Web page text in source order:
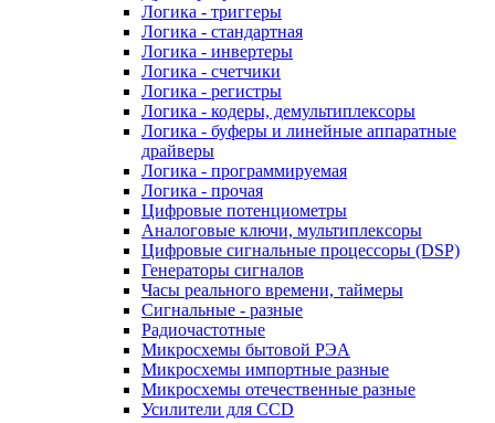
Логика - триггеры
Логика - стандартная
Логика - инвертеры
Логика - счетчики
Логика - регистры
Логика - кодеры, демультиплексоры
Логика - буферы и линейные аппаратные
драйверы
Логика - программируемая
Логика - прочая
Цифровые потенциометры
Аналоговые ключи, мультиплексоры
Цифровые сигнальные процессоры (DSP)
Генераторы сигналов
Часы реального времени, таймеры
Сигнальные - разные
Радиочастотные
Микросхемы бытовой РЭА
Микросхемы импортные разные
Микросхемы отечественные разные
Усилители для CCD